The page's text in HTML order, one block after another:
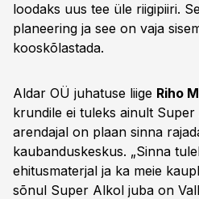
loodaks uus tee üle riigipiiri.
planeering ja see on vaja
kooskõlastada.
Aldar OÜ juhatuse liige Riho
krundile ei tuleks ainult
arendajal on plaan sinna
kaubanduskeskus. „Sinna
ehitusmaterjal ja ka meie
sõnul Super Alkol juba on